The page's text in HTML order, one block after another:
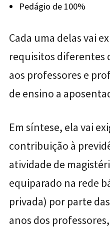
Pedágio de 100%
Cada uma delas vai
requisitos diferentes
aos professores e
de ensino a
Em síntese, ela vai
contribuição à
atividade de
equiparado na rede
privada) por parte
anos dos